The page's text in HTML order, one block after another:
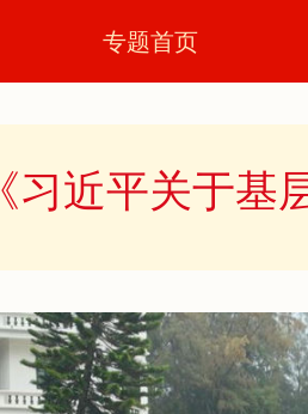
专题首页
《习近平关于